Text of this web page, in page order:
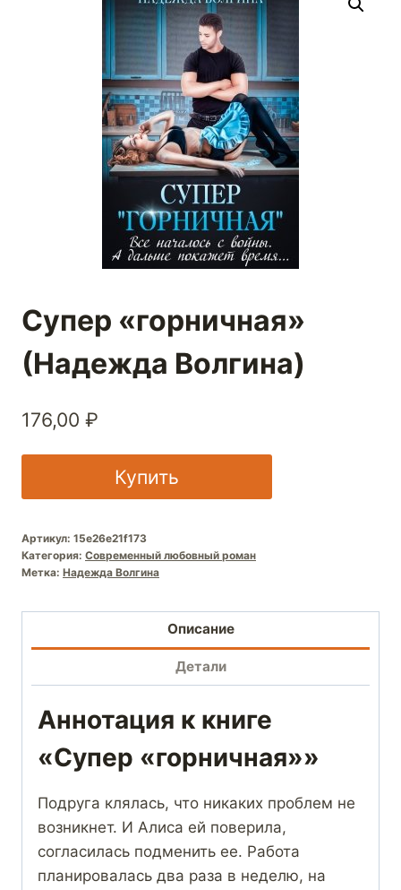
Супер «горничная»
(Надежда Волгина)
176,00 ₽
Купить
Артикул: 15e26e21f173
Категория: Современный любовный роман
Метка: Надежда Волгина
Описание
Детали
Аннотация к книге
«Супер «горничная»»
Подруга клялась, что никаких проблем не
возникнет. И Алиса ей поверила,
согласилась подменить ее. Работа
планировалась два раза в неделю, на